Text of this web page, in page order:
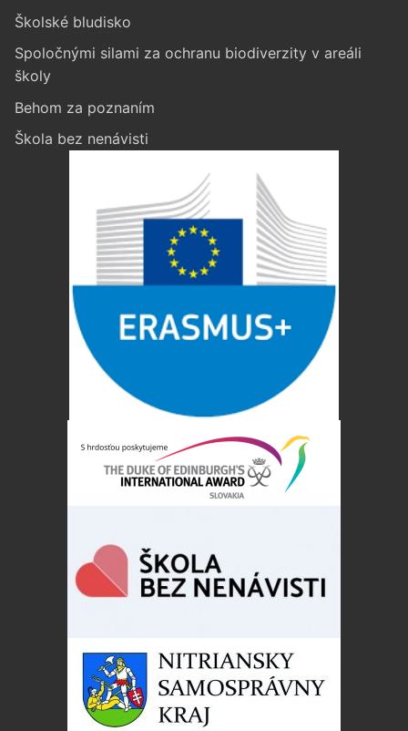
Školské bludisko
Spoločnými silami za ochranu biodiverzity v areáli
školy
Behom za poznaním
Škola bez nenávisti